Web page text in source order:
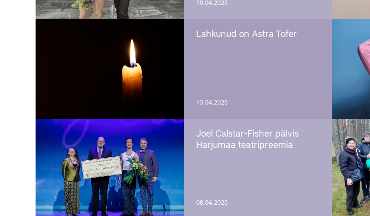
19.04.2026
Lahkunud on Astra Tofer
13.04.2026
Joel Calstar-Fisher pälvis
Harjumaa teatripreemia
08.04.2026